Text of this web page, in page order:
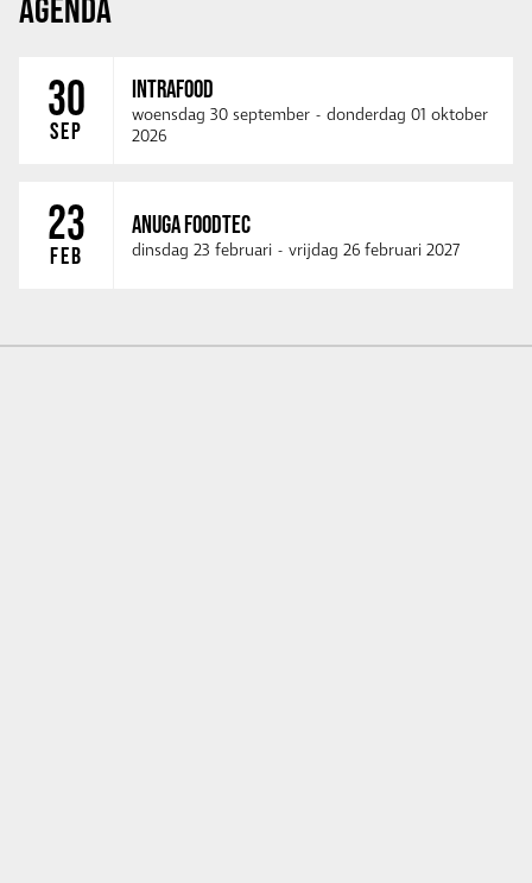
AGENDA
30
SEP
INTRAFOOD
woensdag 30 september - donderdag 01 oktober
2026
23
FEB
ANUGA FOODTEC
dinsdag 23 februari - vrijdag 26 februari 2027